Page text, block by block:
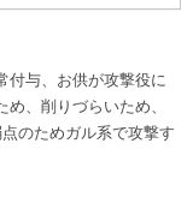
付与、お供が攻撃役に
、削りづらいため、
のためガル系で攻撃す